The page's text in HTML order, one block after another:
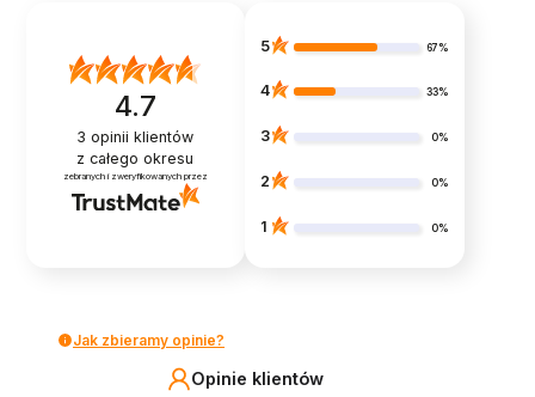
4.7
3 opinii klientów
z całego okresu
zebranych i zweryfikowanych przez
5 67%
4 33%
3 0%
2 0%
1 0%
Jak zbieramy opinie?
Opinie klientów